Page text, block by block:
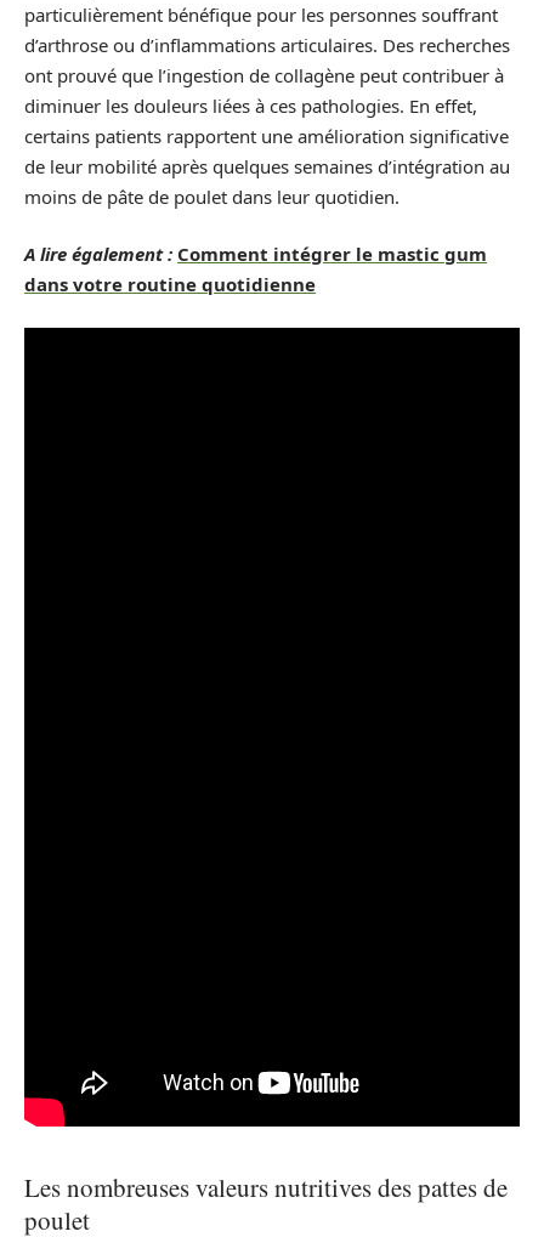
particulièrement bénéfique pour les personnes souffrant
d’arthrose ou d’inflammations articulaires. Des recherches
ont prouvé que l’ingestion de collagène peut contribuer à
diminuer les douleurs liées à ces pathologies. En effet,
certains patients rapportent une amélioration significative
de leur mobilité après quelques semaines d’intégration au
moins de pâte de poulet dans leur quotidien.
A lire également : Comment intégrer le mastic gum
dans votre routine quotidienne
Les nombreuses valeurs nutritives des pattes de
poulet